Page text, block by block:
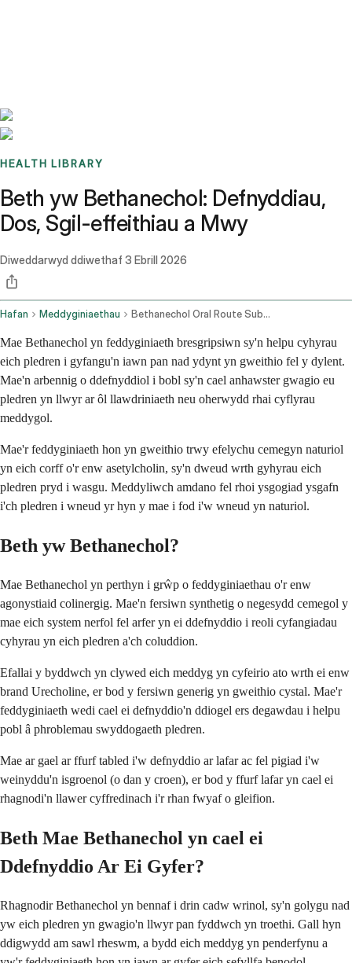
HEALTH LIBRARY
Beth yw Bethanechol: Defnyddiau,
Dos, Sgil-effeithiau a Mwy
Diweddarwyd ddiwethaf 3 Ebrill 2026
Hafan Meddyginiaethau Bethanechol Oral Route Subcutaneous Route
Mae Bethanechol yn feddyginiaeth bresgripsiwn sy'n helpu cyhyrau
eich pledren i gyfangu'n iawn pan nad ydynt yn gweithio fel y dylent.
Mae'n arbennig o ddefnyddiol i bobl sy'n cael anhawster gwagio eu
pledren yn llwyr ar ôl llawdriniaeth neu oherwydd rhai cyflyrau
meddygol.
Mae'r feddyginiaeth hon yn gweithio trwy efelychu cemegyn naturiol
yn eich corff o'r enw asetylcholin, sy'n dweud wrth gyhyrau eich
pledren pryd i wasgu. Meddyliwch amdano fel rhoi ysgogiad ysgafn
i'ch pledren i wneud yr hyn y mae i fod i'w wneud yn naturiol.
Beth yw Bethanechol?
Mae Bethanechol yn perthyn i grŵp o feddyginiaethau o'r enw
agonystiaid colinergig. Mae'n fersiwn synthetig o negesydd cemegol y
mae eich system nerfol fel arfer yn ei ddefnyddio i reoli cyfangiadau
cyhyrau yn eich pledren a'ch coluddion.
Efallai y byddwch yn clywed eich meddyg yn cyfeirio ato wrth ei enw
brand Urecholine, er bod y fersiwn generig yn gweithio cystal. Mae'r
feddyginiaeth wedi cael ei defnyddio'n ddiogel ers degawdau i helpu
pobl â phroblemau swyddogaeth pledren.
Mae ar gael ar ffurf tabled i'w defnyddio ar lafar ac fel pigiad i'w
weinyddu'n isgroenol (o dan y croen), er bod y ffurf lafar yn cael ei
rhagnodi'n llawer cyffredinach i'r rhan fwyaf o gleifion.
Beth Mae Bethanechol yn cael ei
Ddefnyddio Ar Ei Gyfer?
Rhagnodir Bethanechol yn bennaf i drin cadw wrinol, sy'n golygu nad
yw eich pledren yn gwagio'n llwyr pan fyddwch yn troethi. Gall hyn
ddigwydd am sawl rheswm, a bydd eich meddyg yn penderfynu a